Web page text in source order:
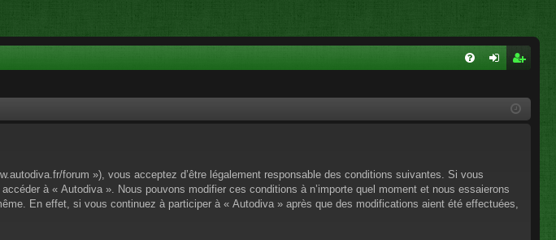
cri
forum »), vous acceptez d’être légalement responsable des conditions suivantes. Si vous
à « Autodiva ». Nous pouvons modifier ces conditions à n’importe quel moment et nous essaierons
En effet, si vous continuez à participer à « Autodiva » après que des modifications aient été effectuées,